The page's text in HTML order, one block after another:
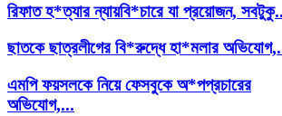
রিফাত হ*ত্যার ন্যায়বি*চারে যা প্রয়োজন,
ছাতকে ছাত্রলীগের বি*রুদ্ধে হা*মলার
এমপি ফয়সলকে নিয়ে ফেসবুকে অ*পপ্রচারের
অভিযোগ,...